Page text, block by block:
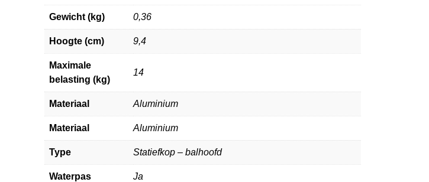
Gewicht (kg) 0,36
Hoogte (cm) 9,4
Maximale
belasting (kg)
14
Materiaal Aluminium
Materiaal Aluminium
Type Statiefkop – balhoofd
Waterpas Ja